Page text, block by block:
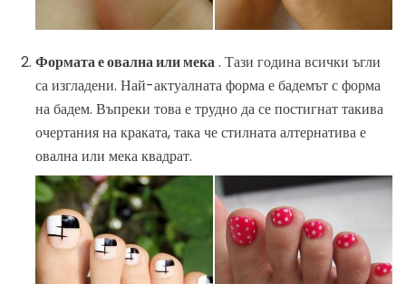
Формата е овална или мека. Тази година всички ъгли
са изгладени. Най-актуалната форма е бадемът с форма
на бадем. Въпреки това е трудно да се постигнат такива
очертания на краката, така че стилната алтернатива е
овална или мека квадрат.